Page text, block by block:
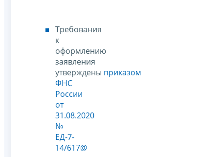
Требования
к
оформлению
заявления
утверждены приказом
ФНС
России
от
31.08.2020
№
ЕД-7-
14/617@